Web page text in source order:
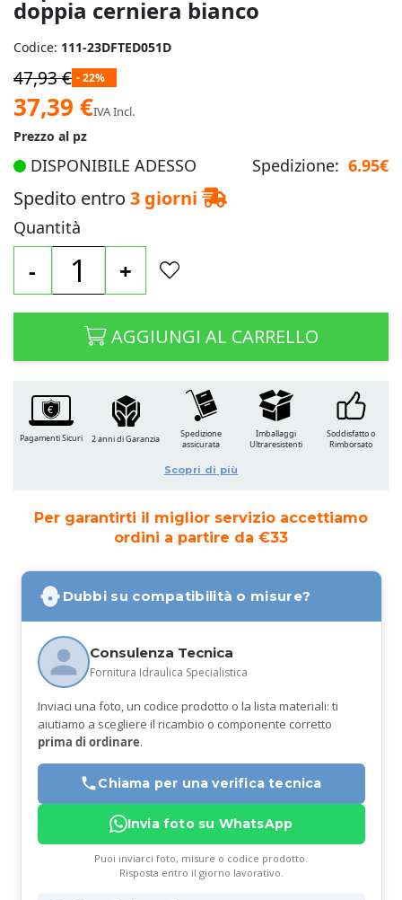
doppia cerniera bianco
Codice: 111-23DFTED051D
47,93 € - 22%
Prezzo
speciale
37,39 €IVA Incl.
Prezzo al pz
DISPONIBILE ADESSO Spedizione: 6.95€
Spedito entro 3 giorni
Quantità
- +
AGGIUNGI AL CARRELLO
Per garantirti il miglior servizio accettiamo
ordini a partire da €33
Dubbi su compatibilità o misure?
Consulenza Tecnica
Fornitura Idraulica Specialistica
Inviaci una foto, un codice prodotto o la lista materiali: ti
aiutiamo a scegliere il ricambio o componente corretto
prima di ordinare.
Chiama per una verifica tecnica
Invia foto su WhatsApp
Puoi inviarci foto, misure o codice prodotto.
Risposta entro il giorno lavorativo.
Pagamenti Sicuri 2 anni di Garanzia
Spedizione
assicurata
Imballaggi
Ultraresistenti
Soddisfatto o
Rimborsato
Scopri di più